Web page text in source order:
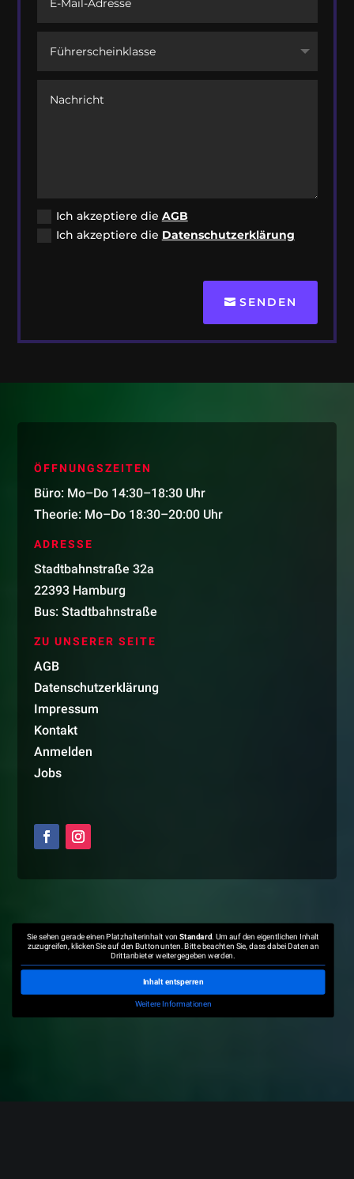
Ich akzeptiere die AGB
Ich akzeptiere die Datenschutzerklärung
SENDEN
ÖFFNUNGSZEITEN
Büro: Mo–Do 14:30–18:30 Uhr
Theorie: Mo–Do 18:30–20:00 Uhr
ADRESSE
Stadtbahnstraße 32a
22393 Hamburg
Bus: Stadtbahnstraße
ZU UNSERER SEITE
AGB
Datenschutzerklärung
Impressum
Kontakt
Anmelden
Jobs
Sie sehen gerade einen Platzhalterinhalt vonStandard . Um auf den eigentlichen Inhalt
zuzugreifen, klicken Sie auf den Button unten. Bitte beachten Sie, dass dabei Daten an
Drittanbieter weitergegeben werden.
Inhalt entsperren
Weitere Informationen